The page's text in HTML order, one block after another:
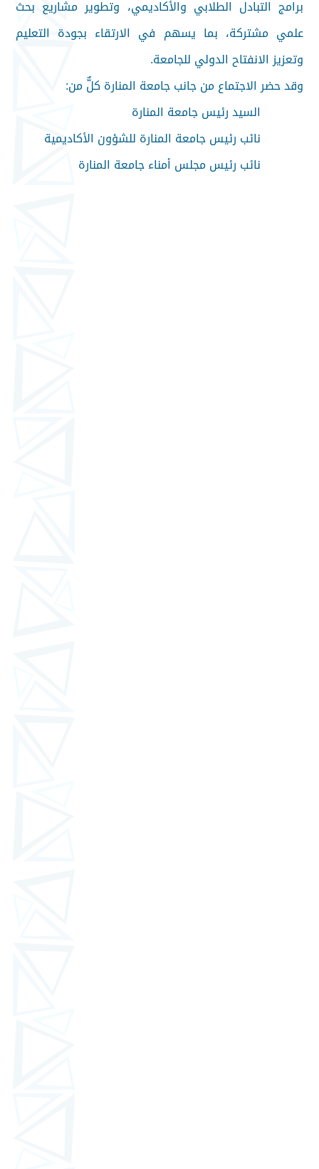
برامج التبادل الطلابي والأكاديمي، وتطوير مشاريع بحث
علمي مشتركة، بما يسهم في الارتقاء بجودة التعليم
وتعزيز الانفتاح الدولي للجامعة.
وقد حضر الاجتماع من جانب جامعة المنارة كلٌّ من:
السيد رئيس جامعة المنارة
نائب رئيس جامعة المنارة للشؤون الأكاديمية
نائب رئيس مجلس أمناء جامعة المنارة